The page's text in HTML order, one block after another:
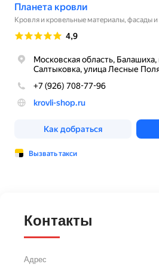
Контакты
Адрес